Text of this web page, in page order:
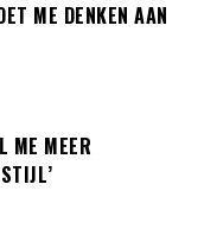
ME DENKEN AAN
ME MEER